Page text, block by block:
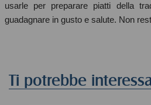
usarle per preparare piatti della
guadagnare in gusto e salute. Non
Ti potrebbe